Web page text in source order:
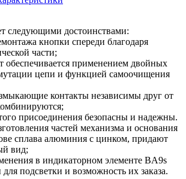
следующими достоинствами:
кнопки спереди благодаря
части;
обеспечивается применением двойных
цепи и функцией самоочищения
контакты независимы друг от
присоединения безопасны и надежны.
частей механизма и основания
сплава алюминия с цинком, придают
вид;
в индикаторном элементе BA9s
подсветки и возможность их заказа.